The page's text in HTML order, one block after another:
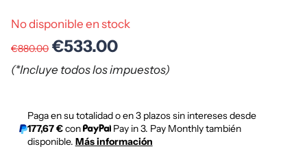
No disponible en stock
€880.00 €533.00
(*Incluye todos los impuestos)
Paga en su totalidad o en 3 plazos sin intereses desde
177,67 €con
Pay in 3. Pay Monthly también
disponible. Más información